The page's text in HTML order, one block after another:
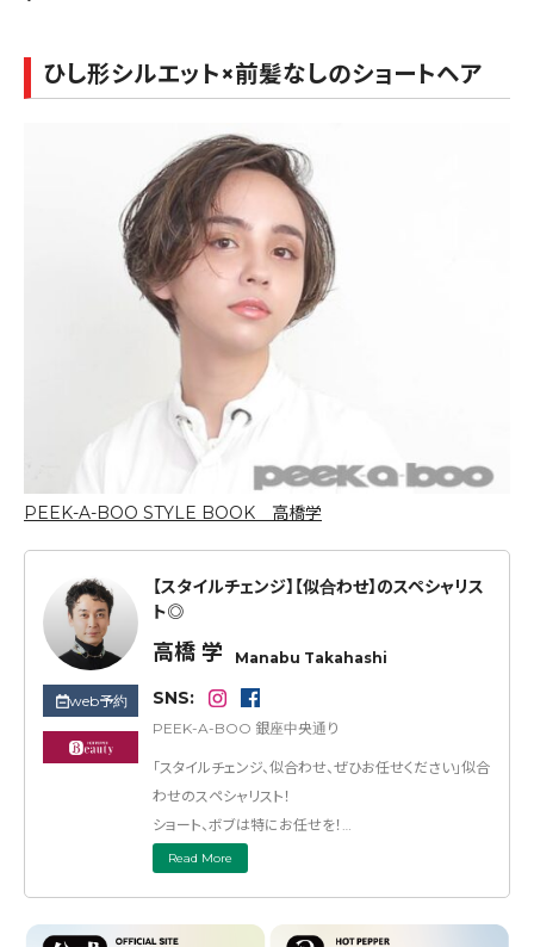
ひし形シルエット×前髪なしのショートヘア
PEEK-A-BOO STYLE BOOK 高橋学
web予約
【スタイルチェンジ】【似合わせ】のスペシャリス
ト◎
高橋 学 Manabu Takahashi
SNS:
PEEK-A-BOO 銀座中央通り
「スタイルチェンジ、似合わせ、ぜひお任せください」似合
わせのスペシャリスト！
ショート、ボブは特にお任せを！
骨格、髪質、お召し物やライフスタイルに合わせてデ
Read More